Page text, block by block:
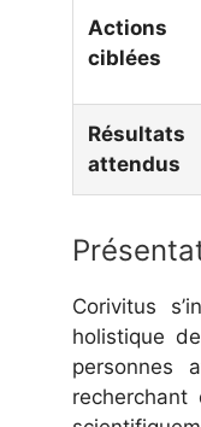
Actions
ciblées
Résultats
attendus
Corivitus
holistique
personnes